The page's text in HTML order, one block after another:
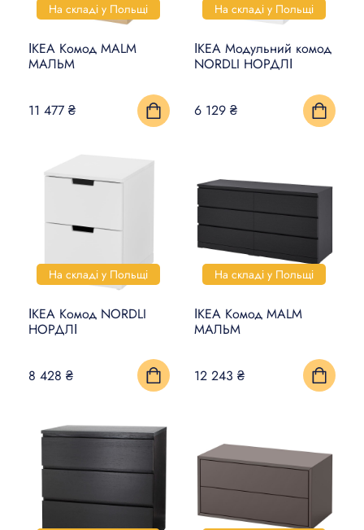
На складі у Польщі
ІКЕА Комод MALM
МАЛЬМ
11 477 ₴
На складі у Польщі
ІКЕА Модульний комод
NORDLI НОРДЛІ
6 129 ₴
На складі у Польщі
ІКЕА Комод NORDLI
НОРДЛІ
8 428 ₴
На складі у Польщі
ІКЕА Комод MALM
МАЛЬМ
12 243 ₴